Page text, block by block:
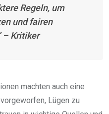
Regeln, um
und fairen
– Kritiker
machten auch eine
Lügen zu